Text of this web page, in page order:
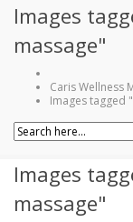
Images
massage"
Caris Wellness
Images tagged
Images
massage"